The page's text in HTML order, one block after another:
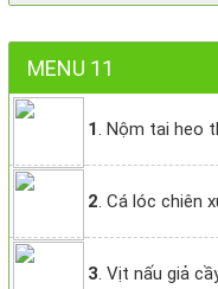
MENU 11
1. Nộm tai heo
2. Cá lóc chiên
3. Vịt nấu giả